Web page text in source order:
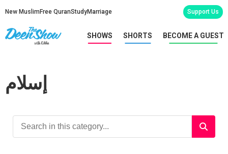
New Muslim Free QuranStudyMarriage Support Us
SHOWS SHORTS BECOME A GUEST
إسلام